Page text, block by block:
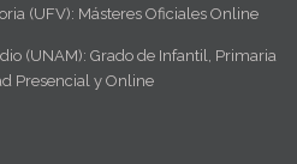
(UFV): Másteres Oficiales Online
(UNAM): Grado de Infantil, Primaria
Presencial y Online